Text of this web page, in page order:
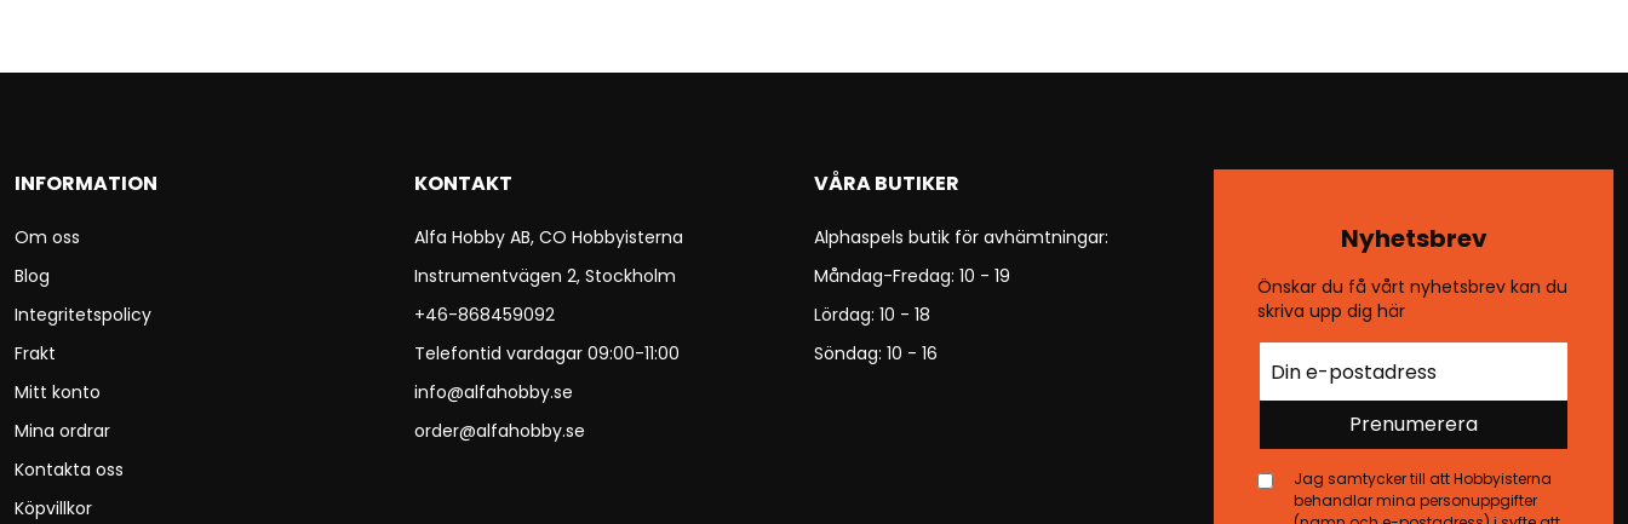
INFORMATION
Om oss
Blog
Integritetspolicy
Frakt
Mitt konto
Mina ordrar
Kontakta oss
Köpvillkor
KONTAKT
Alfa Hobby AB, CO Hobbyisterna
Instrumentvägen 2, Stockholm
+46-868459092
Telefontid vardagar 09:00-11:00
info@alfahobby.se
order@alfahobby.se
VÅRA BUTIKER
Alphaspels butik för avhämtningar:
Måndag-Fredag: 10 - 19
Lördag: 10 - 18
Söndag: 10 - 16
Nyhetsbrev
Önskar du få vårt nyhetsbrev kan du
skriva upp dig här
Prenumerera
Jag samtycker till att Hobbyisterna
behandlar mina personuppgifter